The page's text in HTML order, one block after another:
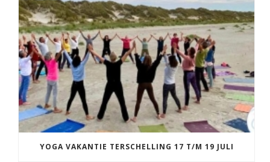
YOGA VAKANTIE TERSCHELLING 17 T/M 19 JULI